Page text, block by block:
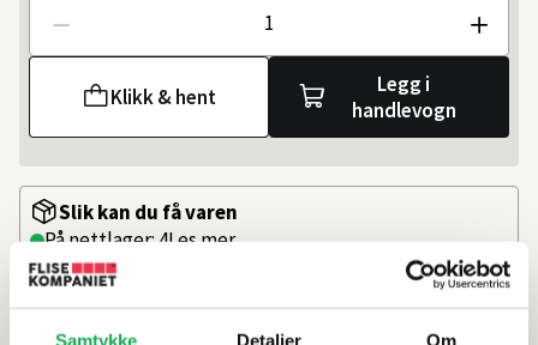
Samtykke Detaljer Om
Antall
Klikk & hent
Legg i
handlevogn
Slik kan du få varen
På nettlager: 4Les mer
På lager i
Beregn frakten